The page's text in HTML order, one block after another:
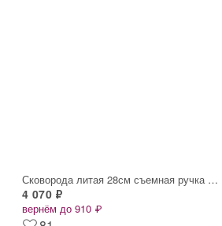
Сковорода литая 28см съемная ручка индук
4 070 ₽
вернём до 910 ₽